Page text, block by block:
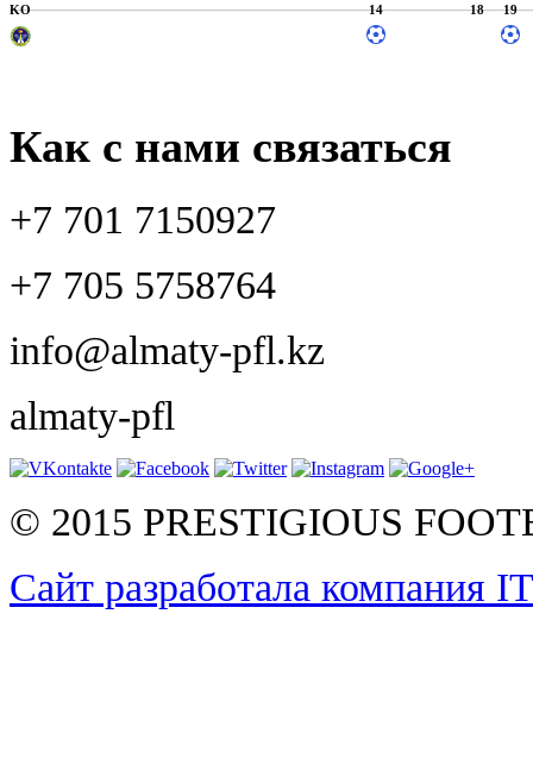
KO 14 18 19
Как с нами связаться
+7 701 7150927
+7 705 5758764
info@almaty-pfl.kz
almaty-pfl
© 2015 PRESTIGIOUS
Сайт разработала компания